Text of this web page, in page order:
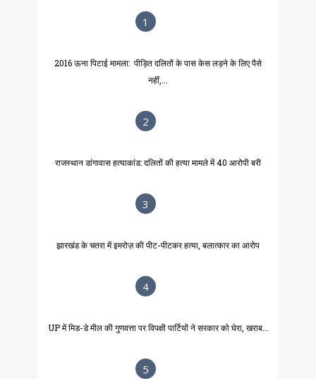
1
2016 ऊना पिटाई मामला: पीड़ित दलितों के पास केस लड़ने के लिए पैसे
नहीं,...
2
राजस्थान डांगावास हत्याकांड: दलितों की हत्या मामले में 40 आरोपी बरी
3
झारखंड के चतरा में इमरोज़ की पीट-पीटकर हत्या, बलात्कार का आरोप
4
UP में मिड-डे मील की गुणवत्ता पर विपक्षी पार्टियों ने सरकार को घेरा, खराब...
5